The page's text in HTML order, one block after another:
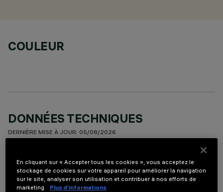
COULEUR
DONNÉES TECHNIQUES
DERNIÈRE MISE À JOUR: 05/08/2026
appareil miniaturisé à encastrer rectangulaire à 5 éléments
optiques avec sources LED - optiques fixes - ouverture wide
En cliquant sur « Accepter tous les cookies », vous acceptez le
stockage de cookies sur votre appareil pour améliorer la navigation
sur le site, analyser son utilisation et contribuer à nos efforts de
marketing.
Plus d’informations